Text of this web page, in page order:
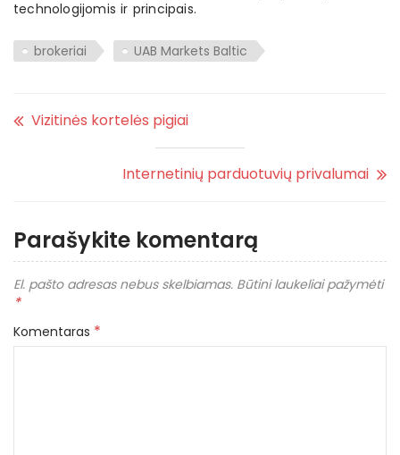
technologijomis ir principais.
brokeriai UAB Markets Baltic
Vizitinės kortelės pigiai
Internetinių parduotuvių privalumai
Parašykite komentarą
El. pašto adresas nebus skelbiamas. Būtini laukeliai pažymėti
*
Komentaras *